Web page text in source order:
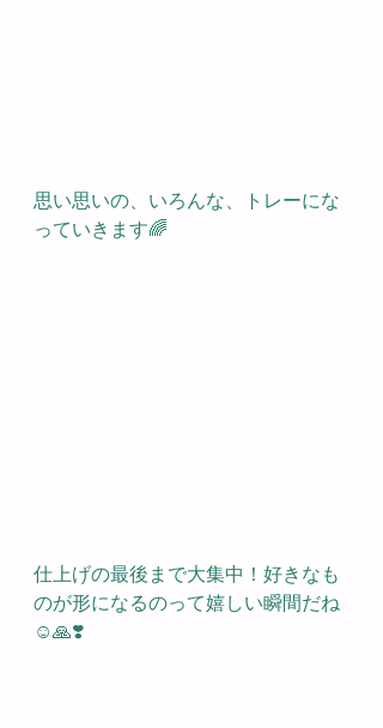
思い思いの、いろんな、トレーにな
っていきます🌈
仕上げの最後まで大集中！好きなも
のが形になるのって嬉しい瞬間だね
☺️🙏❣️